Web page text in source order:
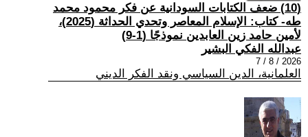
(10) ضعف الكتابات السودانية عن فكر محمود محمد
طه- كتاب: الإسلام المعاصر وتحدي الحداثة (2025)،
لأمين حامد زين العابدين نموذجًا (1-9)
عبدالله الفكي البشير
2026 / 8 / 7
العلمانية، الدين السياسي ونقد الفكر الديني